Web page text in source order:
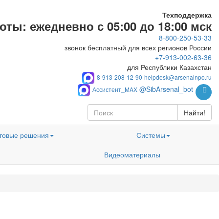
Техподдержка
ежедневно с 05:00 до 18:00 мск
8-800-250-53-33
звонок бесплатный для всех регионов России
+7-913-002-63-36
для Республики Казахстан
8-913-208-12-90 helpdesk@arsenalnpo.ru
Ассистент_MAX @SibArsenal_bot
Найти!
решения
Системы
Видеоматериалы